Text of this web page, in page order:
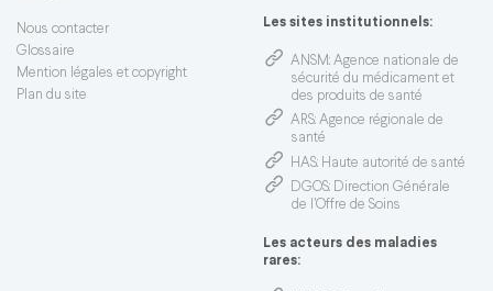
Nous contacter
Glossaire
Mention légales et copyright
Plan du site
Les sites institutionnels:
ANSM: Agence nationale de
sécurité du médicament et
des produits de santé
ARS: Agence régionale de
santé
HAS: Haute autorité de santé
DGOS: Direction Générale
de l’Offre de Soins
Les acteurs des maladies
rares: